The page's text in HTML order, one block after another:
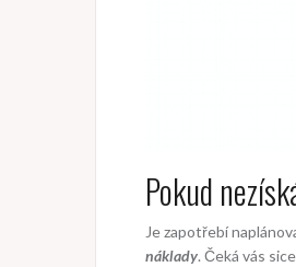
Pokud
Je zapotřebí
náklady. Čeká vás